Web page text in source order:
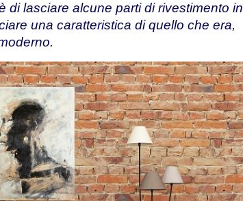
di lasciare alcune parti di rivestimento in
una caratteristica di quello che era,